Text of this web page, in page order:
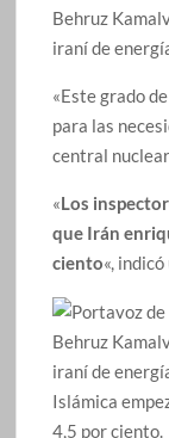
Behruz
iraní de
«Este grado
para las
central
«Los
que Irán
ciento«,
Behruz
iraní de
Islámica
4,5 por ciento.